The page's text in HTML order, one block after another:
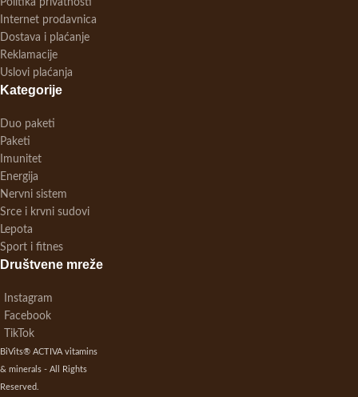
Internet prodavnica
Dostava i plaćanje
Reklamacije
Uslovi plaćanja
Kategorije
Duo paketi
Paketi
Imunitet
Energija
Nervni sistem
Srce i krvni sudovi
Lepota
Sport i fitnes
Društvene mreže
Instagram
Facebook
TikTok
BiVits® ACTIVA vitamins
& minerals - All Rights
Reserved.